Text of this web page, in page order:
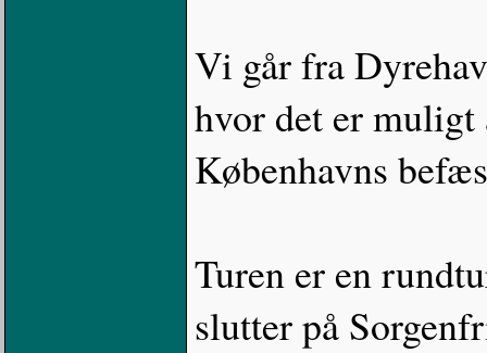
Vi går fra
hvor det er
Københavns
Turen er en
slutter på